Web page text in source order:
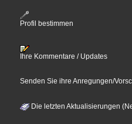
Profil bestimmen
Ihre Kommentare / Updates
Senden Sie ihre Anregungen/
Die letzten Aktualisierungen